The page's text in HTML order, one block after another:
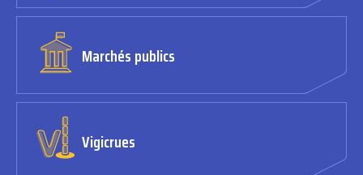
Marchés publics
Vigicrues